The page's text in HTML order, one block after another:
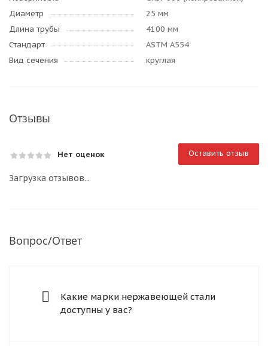
Диаметр
25 мм
Длина трубы
4100 мм
Стандарт
ASTM A554
Вид сечения
круглая
Отзывы
Нет оценок Оставить отзыв
Загрузка отзывов...
Вопрос/Ответ
Какие марки нержавеющей стали
доступны у вас?